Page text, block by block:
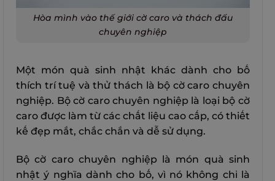
Hòa mình vào thế giới cờ caro và thách đấu
chuyên nghiệp
Một món quà sinh nhật khác dành cho bố
thích trí tuệ và thử thách là bộ cờ caro chuyên
nghiệp. Bộ cờ caro chuyên nghiệp là loại bộ cờ
caro được làm từ các chất liệu cao cấp, có thiết
kế đẹp mắt, chắc chắn và dễ sử dụng.
Bộ cờ caro chuyên nghiệp là món quà sinh
nhật ý nghĩa dành cho bố, vì nó không chỉ là